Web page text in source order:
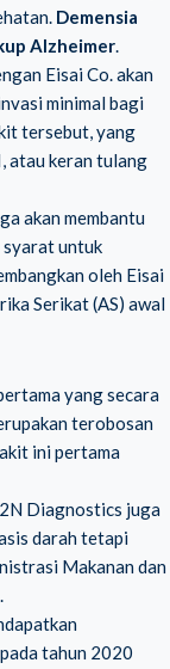
Demensia
Alzheimer.
Eisai Co. akan
minimal bagi
tersebut, yang
atau keran tulang
akan membantu
syarat untuk
oleh Eisai
Serikat (AS) awal
yang secara
terobosan
ini pertama
Diagnostics juga
darah tetapi
Makanan dan
tahun 2020